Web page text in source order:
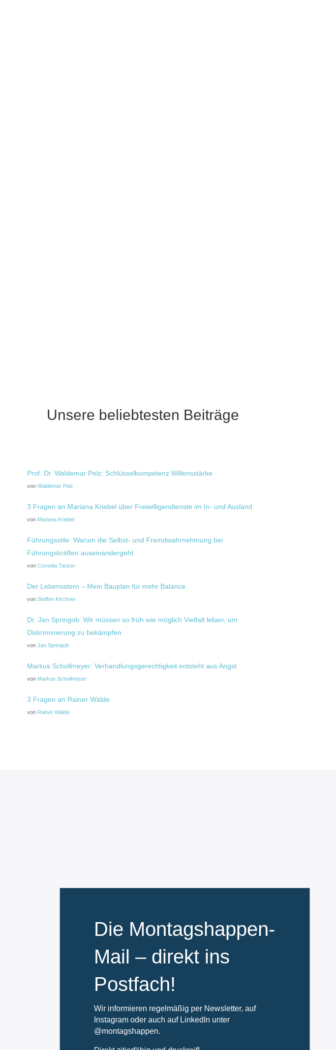
Unsere beliebtesten Beiträge
Prof. Dr. Waldemar Pelz: Schlüsselkompetenz Willensstärke
von Waldemar Pelz
3 Fragen an Mariana Kriebel über Freiwilligendienste im In- und Ausland
von Mariana Kriebel
Führungsstile: Warum die Selbst- und Fremdwahrnehmung bei
Führungskräften auseinandergeht
von Cornelia Tanzer
Der Lebensstern – Mein Bauplan für mehr Balance
von Steffen Kirchner
Dr. Jan Springob: Wir müssen so früh wie möglich Vielfalt leben, um
Diskriminierung zu bekämpfen
von Jan Springob
Markus Schollmeyer: Verhandlungsgerechtigkeit entsteht aus Angst
von Markus Schollmeyer
3 Fragen an Rainer Wälde
von Rainer Wälde
Die Montagshappen-
Mail – direkt ins
Postfach!
Wir informieren regelmäßig per Newsletter, auf
Instagram oder auch auf LinkedIn unter
@montagshappen.